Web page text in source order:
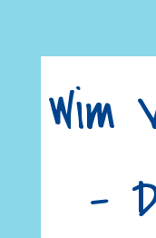
Wim
–